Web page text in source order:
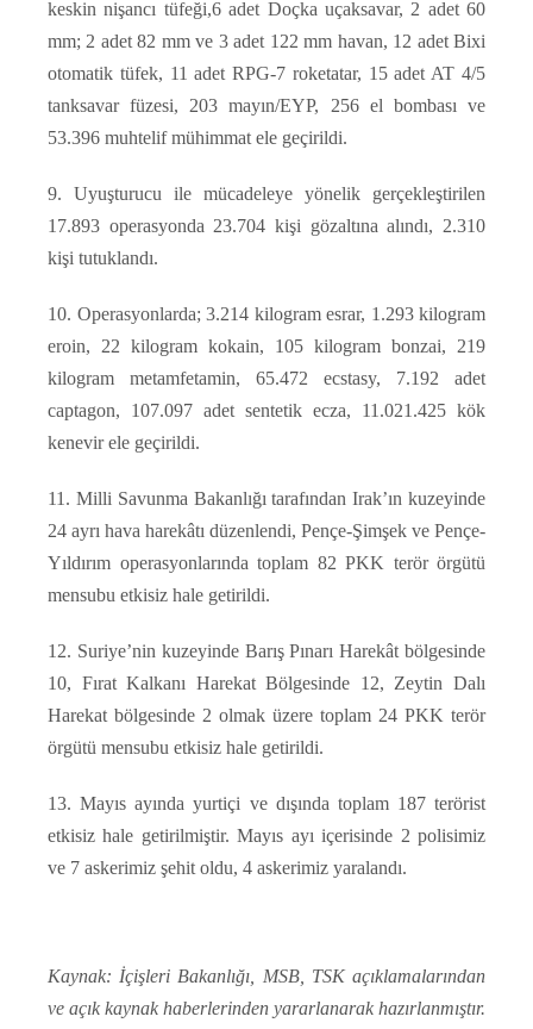
keskin nişancı tüfeği,6 adet Doçka uçaksavar, 2 adet 60
mm; 2 adet 82 mm ve 3 adet 122 mm havan, 12 adet Bixi
otomatik tüfek, 11 adet RPG-7 roketatar, 15 adet AT 4/5
tanksavar füzesi, 203 mayın/EYP, 256 el bombası ve
53.396 muhtelif mühimmat ele geçirildi.
9. Uyuşturucu ile mücadeleye yönelik gerçekleştirilen
17.893 operasyonda 23.704 kişi gözaltına alındı, 2.310
kişi tutuklandı.
10. Operasyonlarda; 3.214 kilogram esrar, 1.293 kilogram
eroin, 22 kilogram kokain, 105 kilogram bonzai, 219
kilogram metamfetamin, 65.472 ecstasy, 7.192 adet
captagon, 107.097 adet sentetik ecza, 11.021.425 kök
kenevir ele geçirildi.
11. Milli Savunma Bakanlığı tarafından Irak’ın kuzeyinde
24 ayrı hava harekâtı düzenlendi, Pençe-Şimşek ve Pençe-
Yıldırım operasyonlarında toplam 82 PKK terör örgütü
mensubu etkisiz hale getirildi.
12. Suriye’nin kuzeyinde Barış Pınarı Harekât bölgesinde
10, Fırat Kalkanı Harekat Bölgesinde 12, Zeytin Dalı
Harekat bölgesinde 2 olmak üzere toplam 24 PKK terör
örgütü mensubu etkisiz hale getirildi.
13. Mayıs ayında yurtiçi ve dışında toplam 187 terörist
etkisiz hale getirilmiştir. Mayıs ayı içerisinde 2 polisimiz
ve 7 askerimiz şehit oldu, 4 askerimiz yaralandı.
Kaynak: İçişleri Bakanlığı, MSB, TSK açıklamalarından
ve açık kaynak haberlerinden yararlanarak hazırlanmıştır.